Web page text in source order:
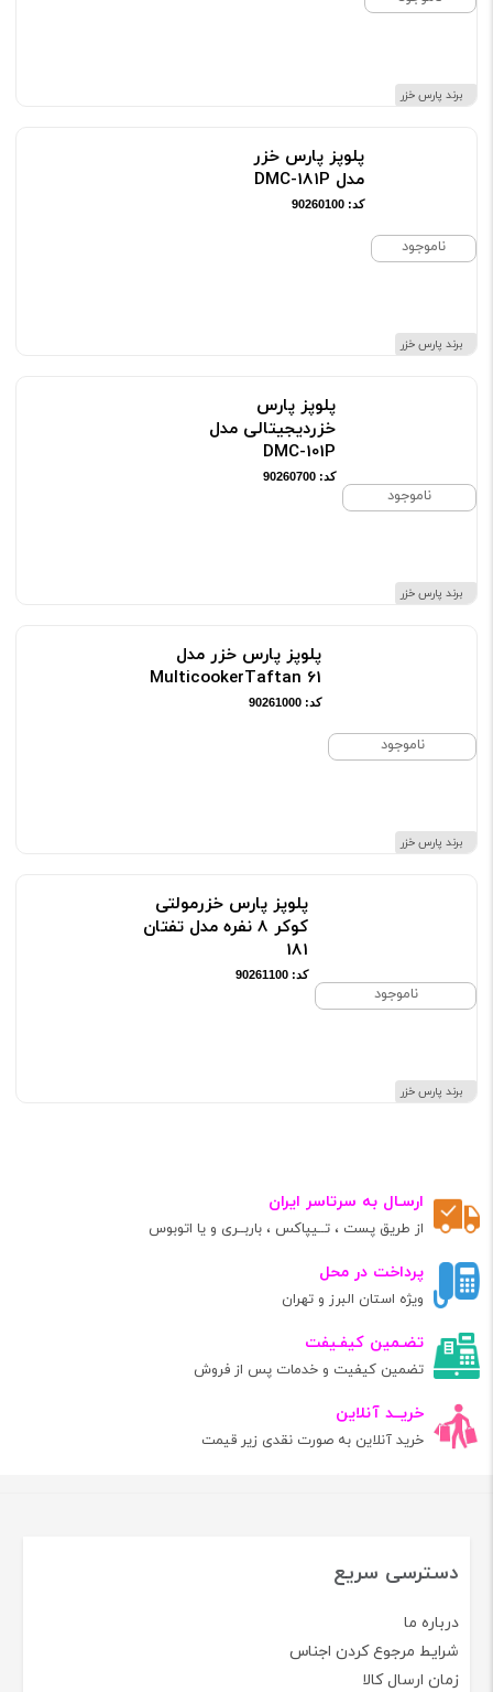
برند پارس خزر
ناموجود
برند پارس خزر
پلوپز پارس خزر
مدل DMC-181P
کد: 90260100
ناموجود
برند پارس خزر
پلوپز پارس
خزردیجیتالی مدل
DMC-101P
کد: 90260700
ناموجود
برند پارس خزر
پلوپز پارس خزر مدل
MulticookerTaftan 61
کد: 90261000
ناموجود
برند پارس خزر
پلوپز پارس خزرمولتی
کوکر 8 نفره مدل تفتان
181
کد: 90261100
ارسـال به سرتاسر ایران
از طریق پست ، تــیپاکس ، باربــری و یا اتوبوس
پرداخت در محل
ویژه استان البرز و تهران
تضـمین کیفـیفت
تضمین کیفیت و خدمات پس از فروش
خریــد آنلاین
خرید آنلاین به صورت نقدی زیر قیمت
دسترسی سریع
درباره ما
شرایط مرجوع کردن اجناس
زمان ارسال کالا